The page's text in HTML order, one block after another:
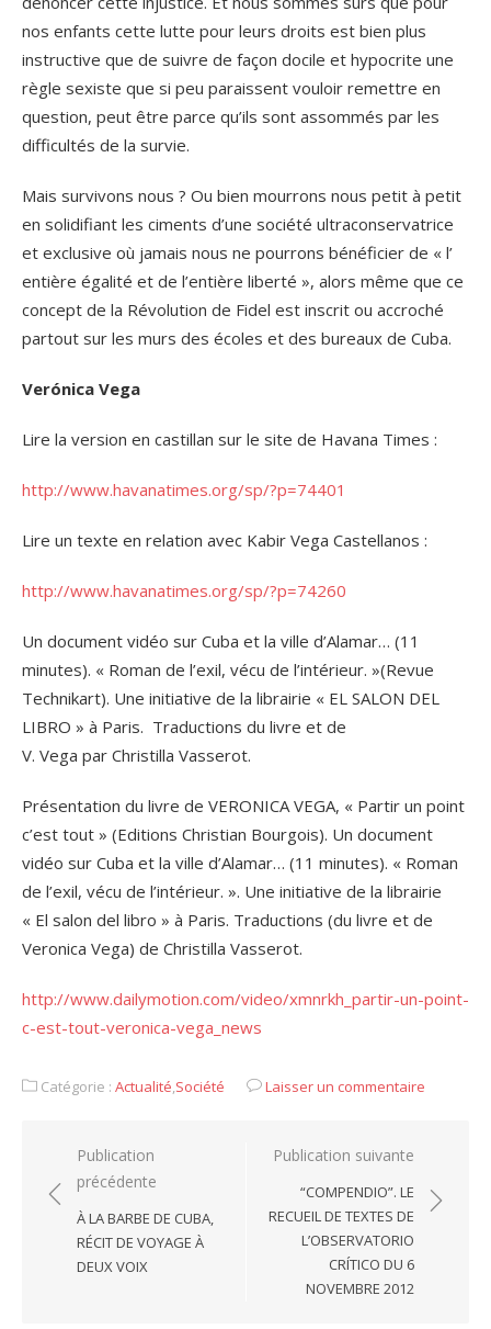
nos enfants cette lutte pour leurs droits est bien plus
instructive que de suivre de façon docile et hypocrite une
règle sexiste que si peu paraissent vouloir remettre en
question, peut être parce qu’ils sont assommés par les
difficultés de la survie.
Mais survivons nous ? Ou bien mourrons nous petit à petit
en solidifiant les ciments d’une société ultraconservatrice
et exclusive où jamais nous ne pourrons bénéficier de « l’
entière égalité et de l’entière liberté », alors même que ce
concept de la Révolution de Fidel est inscrit ou accroché
partout sur les murs des écoles et des bureaux de Cuba.
Verónica Vega
Lire la version en castillan sur le site de Havana Times :
http://www.havanatimes.org/sp/?p=74401
Lire un texte en relation avec Kabir Vega Castellanos :
http://www.havanatimes.org/sp/?p=74260
Un document vidéo sur Cuba et la ville d’Alamar… (11
minutes). « Roman de l’exil, vécu de l’intérieur. »(Revue
Technikart). Une initiative de la librairie « EL SALON DEL
LIBRO » à Paris. Traductions du livre et de
V. Vega par Christilla Vasserot.
Présentation du livre de VERONICA VEGA, « Partir un point
c’est tout » (Editions Christian Bourgois). Un document
vidéo sur Cuba et la ville d’Alamar… (11 minutes). « Roman
de l’exil, vécu de l’intérieur. ». Une initiative de la librairie
« El salon del libro » à Paris. Traductions (du livre et de
Veronica Vega) de Christilla Vasserot.
http://www.dailymotion.com/video/xmnrkh_partir-un-point-
c-est-tout-veronica-vega_news
Catégorie : Actualité,Société Laisser un commentaire
Navigation
de
l’article
Publication
précédente
À LA BARBE DE CUBA,
RÉCIT DE VOYAGE À
DEUX VOIX
Publication suivante
“COMPENDIO”. LE
RECUEIL DE TEXTES DE
L’OBSERVATORIO
CRÍTICO DU 6
NOVEMBRE 2012